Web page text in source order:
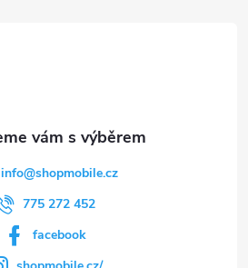
info@shopmobile.cz
775 272 452
facebook